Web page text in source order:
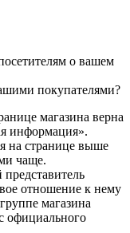
о вашем
покупателями?
магазина верна
информация».
на странице выше
чаще.
отношение к нему
магазина
официального